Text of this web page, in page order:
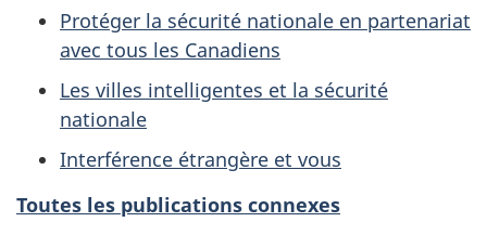
Protéger la sécurité nationale en partenariat
avec tous les Canadiens
Les villes intelligentes et la sécurité
nationale
Interférence étrangère et vous
Toutes les publications connexes